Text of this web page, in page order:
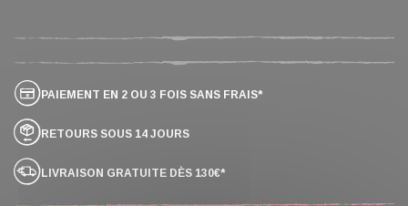
LIVRAISON GRATUITE DÈS 130€*
RETOURS SOUS 14 JOURS
PAIEMENT EN 2 OU 3 FOIS SANS FRAIS*